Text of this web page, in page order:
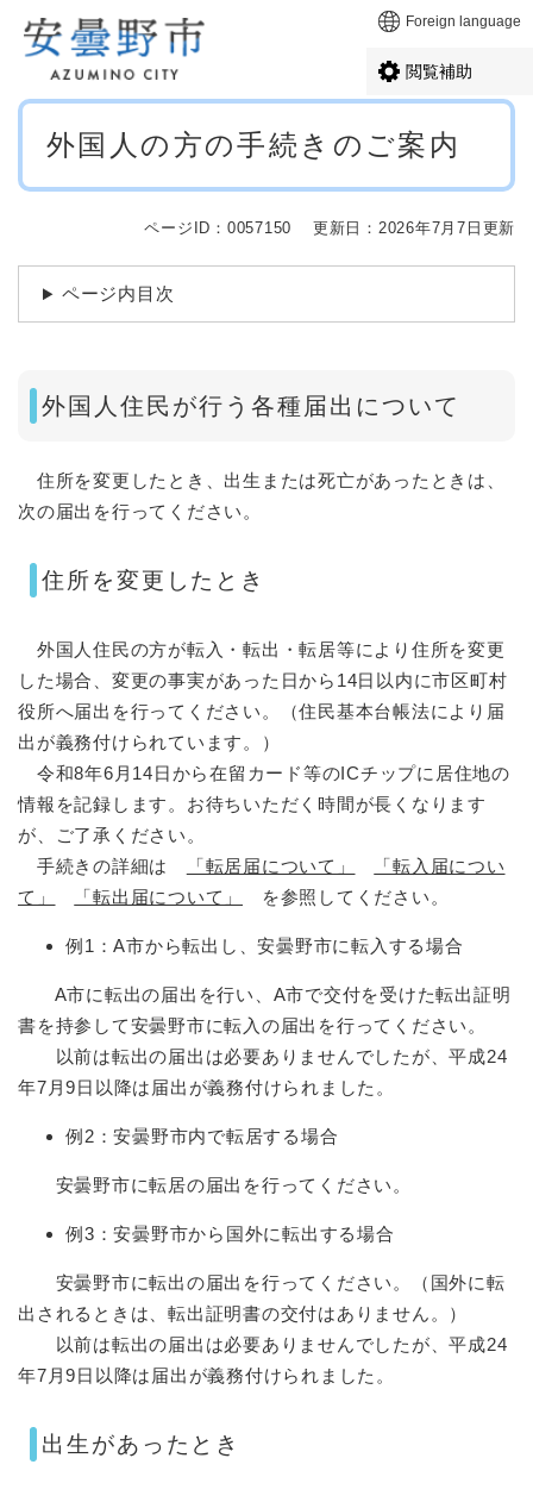
メニューを飛ばして本文へ Foreign language
閲覧補助
本
外国人の方の手続きのご案内
ページID：0057150 更新日：2026年7月7日更新
ページ内目次
外国人住民が行う各種届出について
住所を変更したとき、出生または死亡があったときは、
次の届出を行ってください。
住所を変更したとき
外国人住民の方が転入・転出・転居等により住所を変更
した場合、変更の事実があった日から14日以内に市区町村
役所へ届出を行ってください。（住民基本台帳法により届
出が義務付けられています。）
令和8年6月14日から在留カード等のICチップに居住地の
情報を記録します。お待ちいただく時間が長くなります
が、ご了承ください。
手続きの詳細は
「転居届について」
「転入届につい
て」
「転出届について」 を参照してください。
例1：A市から転出し、安曇野市に転入する場合
A市に転出の届出を行い、A市で交付を受けた転出証明
書を持参して安曇野市に転入の届出を行ってください。
以前は転出の届出は必要ありませんでしたが、平成24
年7月9日以降は届出が義務付けられました。
例2：安曇野市内で転居する場合
安曇野市に転居の届出を行ってください。
例3：安曇野市から国外に転出する場合
安曇野市に転出の届出を行ってください。（国外に転
出されるときは、転出証明書の交付はありません。）
以前は転出の届出は必要ありませんでしたが、平成24
年7月9日以降は届出が義務付けられました。
出生があったとき